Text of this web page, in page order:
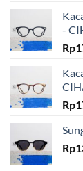
-
Rp
Rp
Rp